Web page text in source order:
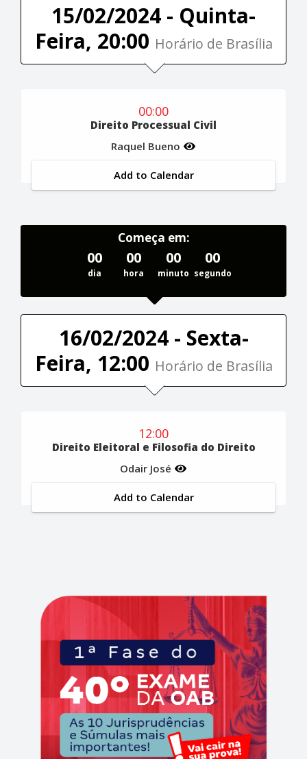
15/02/2024 - Quinta-
Feira, 20:00 Horário de Brasília
00:00
Direito Processual Civil
Raquel Bueno
Add to Calendar
Começa em:
00
dia
00
hora
00
minuto
00
segundo
16/02/2024 - Sexta-
Feira, 12:00 Horário de Brasília
12:00
Direito Eleitoral e Filosofia do Direito
Odair José
Add to Calendar